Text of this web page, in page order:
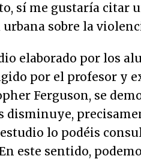
sí me gustaría citar
urbana sobre la
elaborado por los
por el profesor y
Ferguson, se
disminuye,
lo podéis
este sentido,